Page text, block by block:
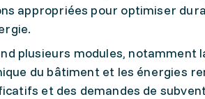
appropriées pour optimiser
plusieurs modules, notamment
du bâtiment et les énergies
et des demandes de